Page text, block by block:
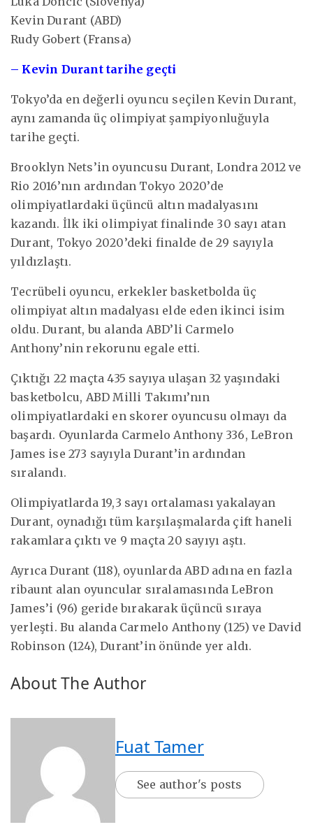
Kevin Durant (ABD)
Rudy Gobert (Fransa)
– Kevin Durant tarihe geçti
Tokyo’da en değerli oyuncu seçilen Kevin Durant,
aynı zamanda üç olimpiyat şampiyonluğuyla
tarihe geçti.
Brooklyn Nets’in oyuncusu Durant, Londra 2012 ve
Rio 2016’nın ardından Tokyo 2020’de
olimpiyatlardaki üçüncü altın madalyasını
kazandı. İlk iki olimpiyat finalinde 30 sayı atan
Durant, Tokyo 2020’deki finalde de 29 sayıyla
yıldızlaştı.
Tecrübeli oyuncu, erkekler basketbolda üç
olimpiyat altın madalyası elde eden ikinci isim
oldu. Durant, bu alanda ABD’li Carmelo
Anthony’nin rekorunu egale etti.
Çıktığı 22 maçta 435 sayıya ulaşan 32 yaşındaki
basketbolcu, ABD Milli Takımı’nın
olimpiyatlardaki en skorer oyuncusu olmayı da
başardı. Oyunlarda Carmelo Anthony 336, LeBron
James ise 273 sayıyla Durant’in ardından
sıralandı.
Olimpiyatlarda 19,3 sayı ortalaması yakalayan
Durant, oynadığı tüm karşılaşmalarda çift haneli
rakamlara çıktı ve 9 maçta 20 sayıyı aştı.
Ayrıca Durant (118), oyunlarda ABD adına en fazla
ribaunt alan oyuncular sıralamasında LeBron
James’i (96) geride bırakarak üçüncü sıraya
yerleşti. Bu alanda Carmelo Anthony (125) ve David
Robinson (124), Durant’in önünde yer aldı.
About The Author
Fuat Tamer
See author's posts